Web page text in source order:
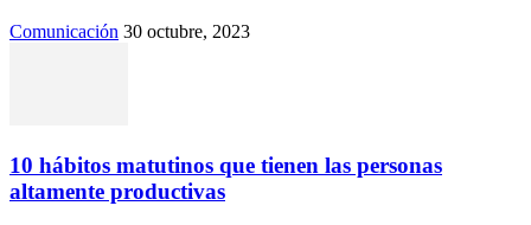
Comunicación 30 octubre, 2023
10 hábitos matutinos que tienen las personas
altamente productivas